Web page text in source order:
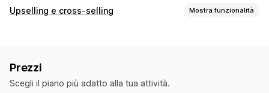
Tipi di pacchetti
Box in abbonamento
Pacchetti di upselling Pacchetti di cross-selling
Upselling e cross-selling Mostra funzionalità
Componenti aggiuntivi con un clic
HTML personalizzato Editor drag-and-drop
Prezzi
Scegli il piano più adatto alla tua attività.